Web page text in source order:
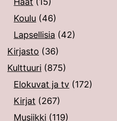
Koulu (46)
Lapsellisia (42)
Kirjasto (36)
Kulttuuri (875)
Elokuvat ja tv (172)
Kirjat (267)
Musiikki (119)